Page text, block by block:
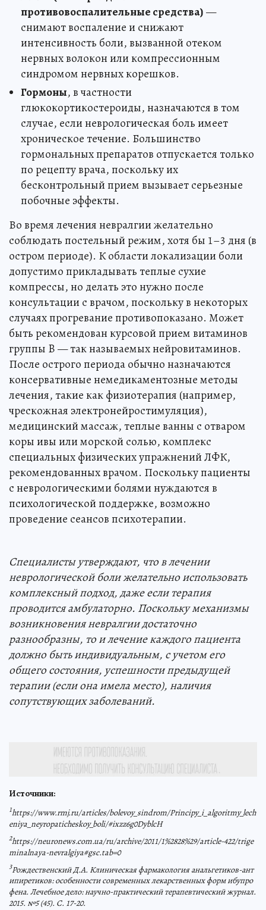
противовоспалительные средства)—
снимают воспаление и снижают
интенсивность боли, вызванной отеком
нервных волокон или компрессионным
синдромом нервных корешков.
Гормоны, в частности
глюкокортикостероиды, назначаются в том
случае, если неврологическая боль имеет
хроническое течение. Большинство
гормональных препаратов отпускается только
по рецепту врача, поскольку их
бесконтрольный прием вызывает серьезные
побочные эффекты.
Во время лечения невралгии желательно
соблюдать постельный режим, хотя бы 1–3 дня (в
остром периоде). К области локализации боли
допустимо прикладывать теплые сухие
компрессы, но делать это нужно после
консультации с врачом, поскольку в некоторых
случаях прогревание противопоказано. Может
быть рекомендован курсовой прием витаминов
группы B — так называемых нейровитаминов.
После острого периода обычно назначаются
консервативные немедикаментозные методы
лечения, такие как физиотерапия (например,
чрескожная электронейростимуляция),
медицинский массаж, теплые ванны с отваром
коры ивы или морской солью, комплекс
специальных физических упражнений ЛФК,
рекомендованных врачом. Поскольку пациенты
с неврологическими болями нуждаются в
психологической поддержке, возможно
проведение сеансов психотерапии.
Специалисты утверждают, что в лечении
неврологической боли желательно использовать
комплексный подход, даже если терапия
проводится амбулаторно. Поскольку механизмы
возникновения невралгии достаточно
разнообразны, то и лечение каждого пациента
должно быть индивидуальным, с учетом его
общего состояния, успешности предыдущей
терапии (если она имела место), наличия
сопутствующих заболеваний.
Источники:
1https://www.rmj.ru/articles/bolevoy_sindrom/Principy_i_algoritmy_lech
eniya_neyropaticheskoy_boli/#ixzz6g0DyblcH
2https://neuronews.com.ua/ru/archive/2011/1%2828%29/article-422/trige
minalnaya-nevralgiya#gsc.tab=0
3Рождественский Д.А. Клиническая фармакология анальгетиков-ант
ипиретиков: особенности современных лекарственных форм ибупро
фена. Лечебное дело: научно-практический терапевтический журнал.
2015. №5 (45). С. 17-20.